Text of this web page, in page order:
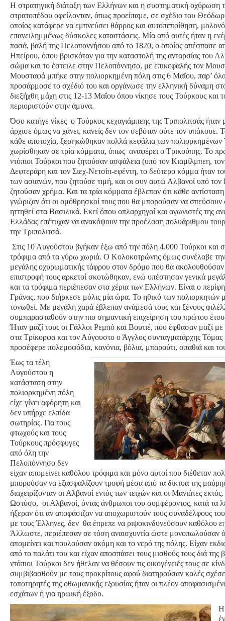
Η στρατηγική διάταξη των Ελλήνων και η συστηματική οχύρωση
στρατοπέδου οφείλονταν, όπως προείπαμε, σε σχέδιο του
οποίος κατάφερε να εμπνεύσει θάρρος και αυτοπεποίθηση,
επανειλημμένως δύσκολες καταστάσεις. Μία από αυτές ήταν η
πασά, βαλή της Πελοποννήσου από το 1820, ο οποίος απέσπασε
Ηπείρου, όπου βρισκόταν για την καταστολή της ανταρσίας του
σώμα και το έστειλε στην Πελοπόννησο, με επικεφαλής τον
Μουσταφά μπήκε στην πολιορκημένη πόλη στις 6 Μαΐου, παρ’
προσάρμοσε το σχέδιό του και οργάνωσε την ελληνική δύναμη
διεξήχθη μάχη στις 12-13 Μαΐου όπου νίκησε τους Τούρκους και
περιοριστούν στην άμυνα.
Όσο κατήγε νίκες ο Τούρκος κεχαγιάμπεης της Τριπολιτσάς ήταν
άρχισε όμως να χάνει, κανείς δεν τον σεβόταν ούτε τον υπάκουε.
κάθε αποτυχία, ξεσηκώθηκαν πολλά κεφάλια των
χωρίσθηκαν σε τρία κόμματα, όπως αναφέρει ο Τρικούπης. Το
ντόπιοι Τούρκοι που ζητούσαν ασφάλεια (υπό τον Κιαμίλμπεη,
Δεφτεράρη και τον Σιεχ-Νετσίπ-εφέντη, το δεύτερο κόμμα ήταν
των ασιανών, που ζητούσε τιμή, και οι συν αυτώ Αλβανοί υπό
ζητούσαν χρήμα. Και τα τρία κόμματα έβλεπαν ότι κάθε
γνώριζαν ότι οι ομόθρησκοί τους που θα μπορούσαν να σπεύσουν
ηττηθεί στα Βασιλικά. Εκεί όπου οπλαρχηγοί και αγωνιστές της
Ελλάδας επέτυχαν να ανακόψουν την προέλαση πολυάριθμου
την Τριπολιτσά.
Στις 10 Αυγούστου βγήκαν έξω από την πόλη 4.000 Τούρκοι και
τρόφιμα από τα γύρω χωριά. Ο Κολοκοτρώνης όμως συνέλαβε την
μεγάλης οχυρωματικής τάφρου στον δρόμο που θα ακολουθούσαν
επιστροφή τους αρκετοί σκοτώθηκαν, ενώ υπέστησαν γενικά
και τα τρόφιμα περιέπεσαν στα χέρια των Ελλήνων. Είναι ο
Γράνας, που διήρκεσε μόλις μία ώρα. Το ηθικό των πολιορκητών
τονωθεί. Με μεγάλη χαρά έβλεπαν ανάμεσά τους και ξένους
συμπαρασταθούν στην πιο σημαντική επιχείρηση του πρώτου
Ήταν μαζί τους οι Γάλλοι Ρεμπό και Βουτιέ, που έφθασαν μαζί
στα Τρίκορφα και τον Αύγουστο ο Άγγλος συνταγματάρχης
προσέφερε πολεμοφόδια, κανόνια, βόλια, μπαρούτι, σπαθιά και
Έως τα τέλη
Αυγούστου η
κατάσταση στην
πολιορκημένη πόλη
είχε γίνει αφόρητη και
δεν υπήρχε ελπίδα
σωτηρίας. Για τους
φτωχούς και τους
Τούρκους πρόσφυγες
από όλη την
Πελοπόννησο δεν
είχαν απομείνει καθόλου τρόφιμα και μόνο αυτοί που διέθεταν
μπορούσαν να εξασφαλίζουν τροφή μέσα από τα δίκτυα της
διαχειρίζονταν οι Αλβανοί εντός των τειχών και οι Μανιάτες εκτός.
Ωστόσο, οι Αλβανοί, όντας άνθρωποι του συμφέροντος, κατά τα
ήξεραν ότι αν αποφάσιζαν να αποχωριστούν τους συναδέλφους
με τους Έλληνες, δεν θα έπρεπε να ριψοκινδυνεύσουν καθόλου
Άλλωστε, περιέπεσαν σε τόση αναισχυντία ώστε μονοπωλούσαν
απομείνει και πουλούσαν ακόμη και το νερό της πόλης. Είχαν
από το παλάτι του και είχαν αποσπάσει τους μισθούς τους διά της
ντόπιοι Τούρκοι δεν ήθελαν να θέσουν τις οικογένειές τους σε
συμβιβασθούν με τους προκρίτους αφού διατηρούσαν καλές
τοποτηρητές της οθωμανικής εξουσίας ήταν οι πλέον
εσχάτων ή για ηρωική έξοδο.
Η